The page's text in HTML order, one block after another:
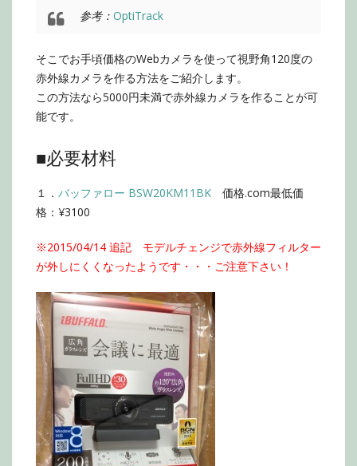
参考： OptiTrack
そこでお手頃価格のWebカメラを使って視野角120度の
赤外線カメラを作る方法をご紹介します。
この方法なら5000円未満で赤外線カメラを作ることが可
能です。
■必要材料
１． バッファロー BSW20KM11BK 価格.com最低価
格：¥3100
※2015/04/14 追記 モデルチェンジで赤外線フィルター
が外しにくくなったようです・・・ご注意下さい！